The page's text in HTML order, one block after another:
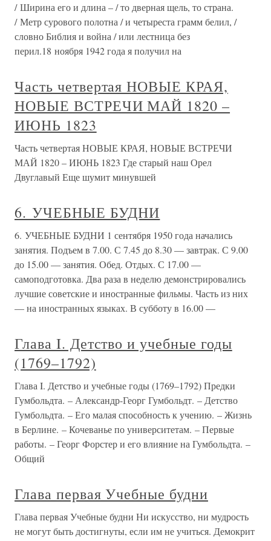
/ Ширина его и длина – / то дверная щель, то страна.
/ Метр сурового полотна / и четыреста грамм белил, /
словно Библия и война / или лестница без
перил.18 ноября 1942 года я получил на
Часть четвертая НОВЫЕ КРАЯ,
НОВЫЕ ВСТРЕЧИ МАЙ 1820 –
ИЮНЬ 1823
Часть четвертая НОВЫЕ КРАЯ, НОВЫЕ ВСТРЕЧИ
МАЙ 1820 – ИЮНЬ 1823 Где старый наш Орел
Двуглавый Еще шумит минувшей
6. УЧЕБНЫЕ БУДНИ
6. УЧЕБНЫЕ БУДНИ 1 сентября 1950 года начались
занятия. Подъем в 7.00. С 7.45 до 8.30 — завтрак. С 9.00
до 15.00 — занятия. Обед. Отдых. С 17.00 —
самоподготовка. Два раза в неделю демонстрировались
лучшие советские и иностранные фильмы. Часть из них
— на иностранных языках. В субботу в 16.00 —
Глава I. Детство и учебные годы
(1769–1792)
Глава I. Детство и учебные годы (1769–1792) Предки
Гумбольдта. – Александр-Георг Гумбольдт. – Детство
Гумбольдта. – Его малая способность к учению. – Жизнь
в Берлине. – Кочеванье по университетам. – Первые
работы. – Георг Форстер и его влияние на Гумбольдта. –
Общий
Глава первая Учебные будни
Глава первая Учебные будни Ни искусство, ни мудрость
не могут быть достигнуты, если им не учиться. Демокрит